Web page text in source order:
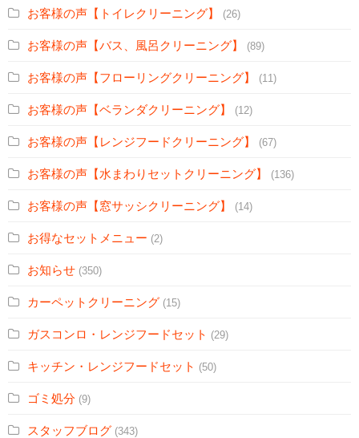
お客様の声【トイレクリーニング】 (26)
お客様の声【バス、風呂クリーニング】 (89)
お客様の声【フローリングクリーニング】 (11)
お客様の声【ベランダクリーニング】 (12)
お客様の声【レンジフードクリーニング】 (67)
お客様の声【水まわりセットクリーニング】 (136)
お客様の声【窓サッシクリーニング】 (14)
お得なセットメニュー (2)
お知らせ (350)
カーペットクリーニング (15)
ガスコンロ・レンジフードセット (29)
キッチン・レンジフードセット (50)
ゴミ処分 (9)
スタッフブログ (343)